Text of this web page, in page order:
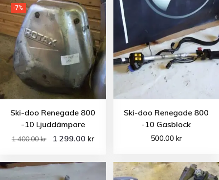
-7%
Ski-doo Renegade 800
-10 Ljuddämpare
1 400.00kr 1 299.00 kr
Ski-doo Renegade 800
-10 Gasblock
500.00 kr